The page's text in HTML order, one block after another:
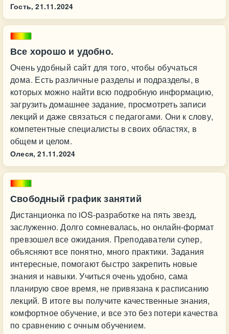
Гость, 21.11.2024
Все хорошо и удобно.
Очень удобный сайт для того, чтобы обучаться
дома. Есть различные разделы и подразделы, в
которых можно найти всю подробную информацию,
загрузить домашнее задание, просмотреть записи
лекций и даже связаться с педагогами. Они к слову,
компетентные специалисты в своих областях, в
общем и целом.
Олеся, 21.11.2024
Свободный график занятий
Дистанционка по iOS-разработке на пять звезд,
заслуженно. Долго сомневалась, но онлайн-формат
превзошел все ожидания. Преподаватели супер,
объясняют все понятно, много практики. Задания
интересные, помогают быстро закрепить новые
знания и навыки. Учиться очень удобно, сама
планирую свое время, не привязана к расписанию
лекций. В итоге вы получите качественные знания,
комфортное обучение, и все это без потери качества
по сравнению с очным обучением.